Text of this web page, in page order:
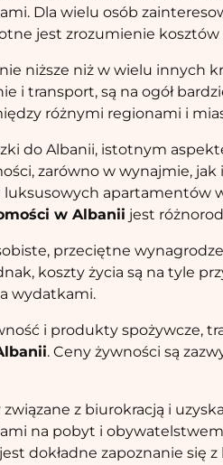
Dla wielu osób
jest zrozumienie kosztów
niższe niż w wielu innych
i transport, są na ogół
różnymi regionami i
do Albanii, istotnym
zarówno w wynajmie,
apartamentów
w Albanii jest
przeciętne
koszty życia są na tyle
wydatkami.
i produkty spożywcze,
. Ceny żywności są
z biurokracją i
na pobyt i
dokładne zapoznanie się